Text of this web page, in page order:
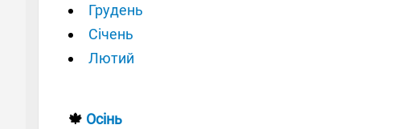
Грудень
Січень
Лютий
🍁 Осінь